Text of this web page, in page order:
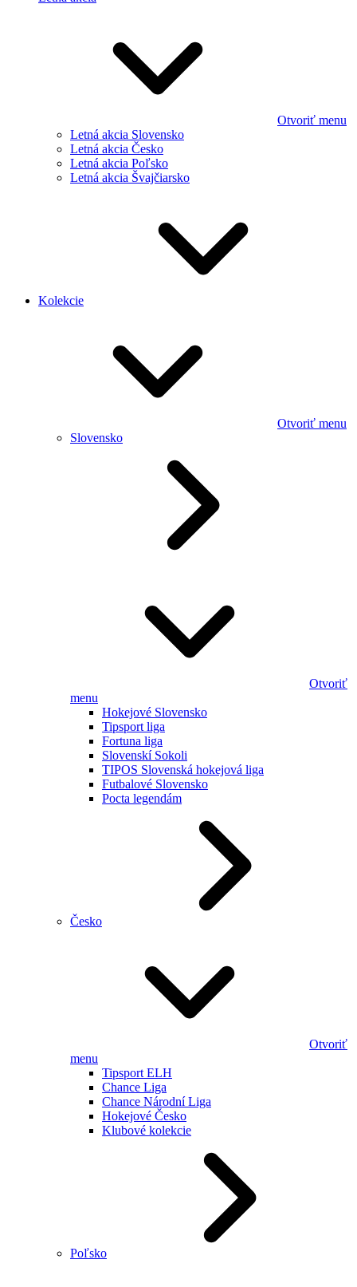
Otvoriť menu
Letná akcia Slovensko
Letná akcia Česko
Letná akcia Poľsko
Letná akcia Švajčiarsko
Kolekcie
Otvoriť menu
Slovensko
Otvoriť
menu
Hokejové Slovensko
Tipsport liga
Fortuna liga
Slovenskí Sokoli
TIPOS Slovenská hokejová liga
Futbalové Slovensko
Pocta legendám
Česko
Otvoriť
menu
Tipsport ELH
Chance Liga
Chance Národní Liga
Hokejové Česko
Klubové kolekcie
Poľsko